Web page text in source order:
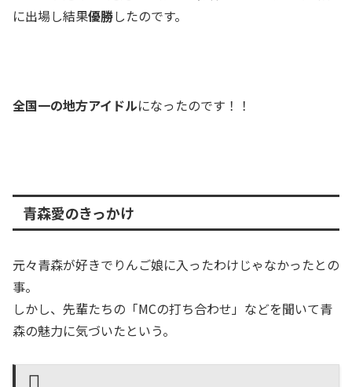
に出場し結果優勝したのです。
全国一の地方アイドルになったのです！！
青森愛のきっかけ
元々青森が好きでりんご娘に入ったわけじゃなかったとの
事。
しかし、先輩たちの「MCの打ち合わせ」などを聞いて青
森の魅力に気づいたという。